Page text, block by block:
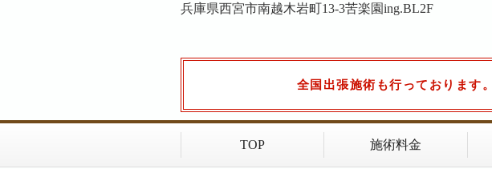
兵庫県西宮市南越木岩町13-3苦楽園ing.BL2F
全国出張施術も行っております
TOP 施術料金